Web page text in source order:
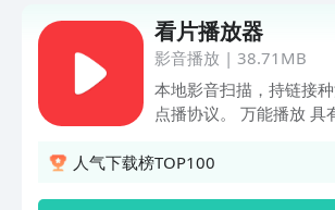
看片播放器
影音播放 | 38.71MB
本地影音扫描，持链接种
点播协议。 万能播放 具
有影音格式 . 超强的解码
人气下载榜TOP100